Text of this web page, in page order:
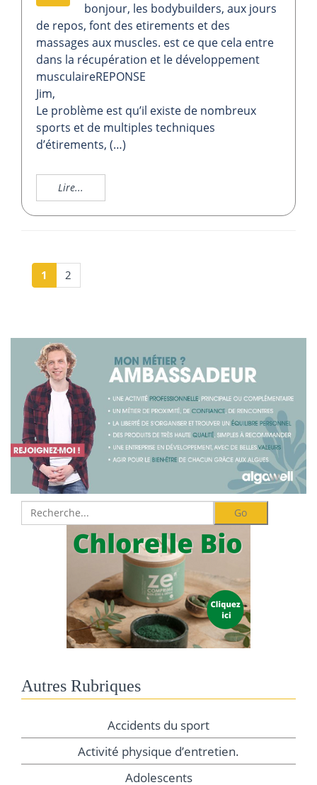
bonjour, les bodybuilders, aux jours
de repos, font des etirements et des
massages aux muscles. est ce que cela entre
dans la récupération et le développement
musculaireREPONSE
Jim,
Le problème est qu’il existe de nombreux
sports et de multiples techniques
d’étirements, (…)
Lire...
1 2
Autres Rubriques
Accidents du sport
Activité physique d’entretien.
Adolescents